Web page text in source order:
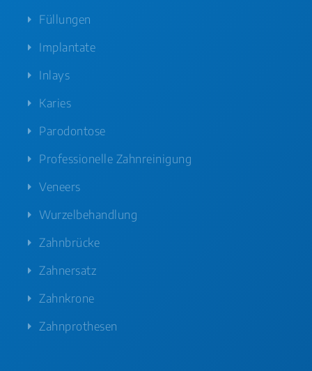
Füllungen
Implantate
Inlays
Karies
Parodontose
Professionelle Zahnreinigung
Veneers
Wurzelbehandlung
Zahnbrücke
Zahnersatz
Zahnkrone
Zahnprothesen